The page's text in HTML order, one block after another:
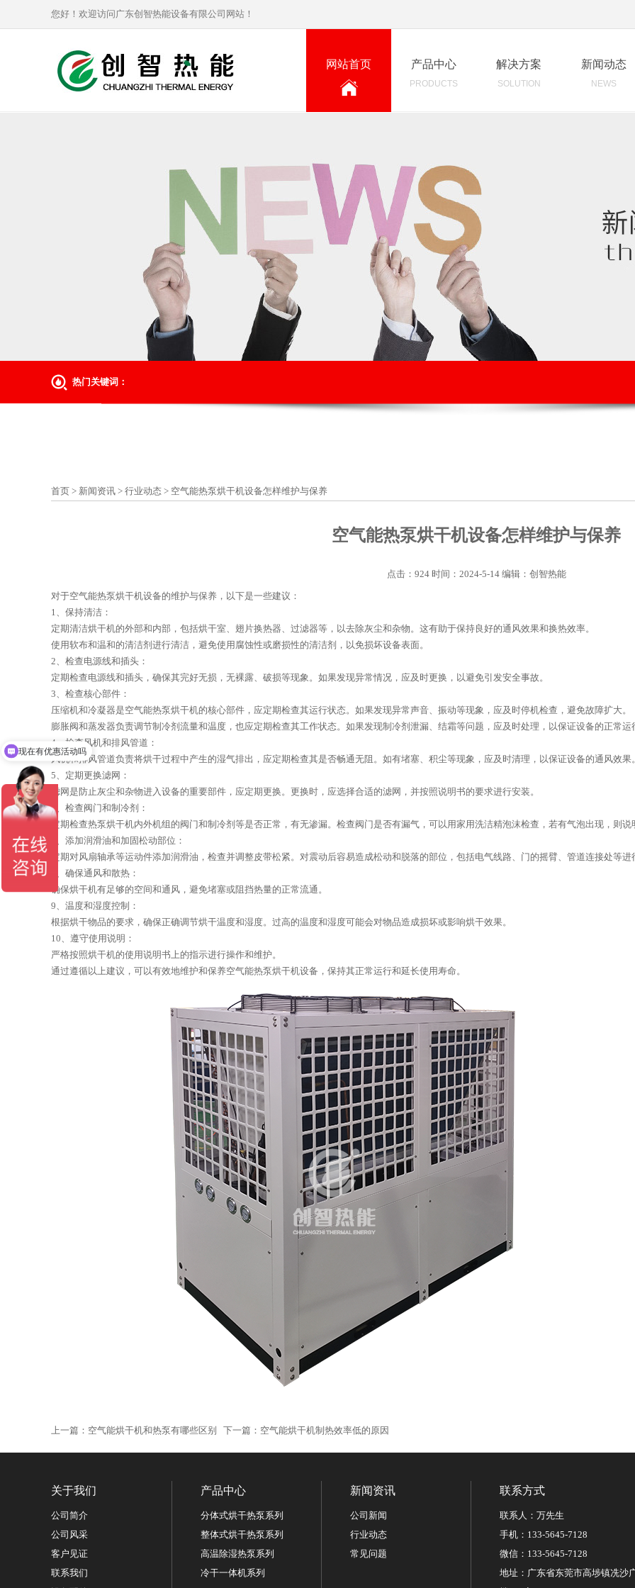
您好！欢迎访问广东创智热能设备有限公司网站！
网站首页 产品中心
PRODUCTS
解决方案
SOLUTION
新闻动态
NEWS
热门关键词：
首页 > 新闻资讯 > 行业动态 > 空气能热泵烘干机设备怎样维护与保养
空气能热泵烘干机设备怎样维护与保养
点击：924 时间：2024-5-14 编辑：创智热能
对于空气能热泵烘干机设备的维护与保养，以下是一些建议：
1、保持清洁：
定期清洁烘干机的外部和内部，包括烘干室、翅片换热器、过滤器等，以去除灰尘和杂物。这有助于保持良好的通风效果和换热效率。
使用软布和温和的清洁剂进行清洁，避免使用腐蚀性或磨损性的清洁剂，以免损坏设备表面。
2、检查电源线和插头：
定期检查电源线和插头，确保其完好无损，无裸露、破损等现象。如果发现异常情况，应及时更换，以避免引发安全事故。
3、检查核心部件：
压缩机和冷凝器是空气能热泵烘干机的核心部件，应定期检查其运行状态。如果发现异常声音、振动等现象，应及时停机检查，避免故障扩大。
膨胀阀和蒸发器负责调节制冷剂流量和温度，也应定期检查其工作状态。如果发现制冷剂泄漏、结霜等问题，应及时处理，以保证设备的正常运
4、检查风机和排风管道：
风机和排风管道负责将烘干过程中产生的湿气排出，应定期检查其是否畅通无阻。如有堵塞、积尘等现象，应及时清理，以保证设备的通风效果。
5、定期更换滤网：
滤网是防止灰尘和杂物进入设备的重要部件，应定期更换。更换时，应选择合适的滤网，并按照说明书的要求进行安装。
6、检查阀门和制冷剂：
定期检查热泵烘干机内外机组的阀门和制冷剂等是否正常，有无渗漏。检查阀门是否有漏气，可以用家用洗洁精泡沫检查，若有气泡出现，则说
7、添加润滑油和加固松动部位：
定期对风扇轴承等运动件添加润滑油，检查并调整皮带松紧。对震动后容易造成松动和脱落的部位，包括电气线路、门的摇臂、管道连接处等进
8、确保通风和散热：
确保烘干机有足够的空间和通风，避免堵塞或阻挡热量的正常流通。
9、温度和湿度控制：
根据烘干物品的要求，确保正确调节烘干温度和湿度。过高的温度和湿度可能会对物品造成损坏或影响烘干效果。
10、遵守使用说明：
严格按照烘干机的使用说明书上的指示进行操作和维护。
通过遵循以上建议，可以有效地维护和保养空气能热泵烘干机设备，保持其正常运行和延长使用寿命。
上一篇： 空气能烘干机和热泵有哪些区别 下一篇： 空气能烘干机制热效率低的原因
关于我们
公司简介
公司风采
客户见证
联系我们
产品中心
分体式烘干热泵系列
整体式烘干热泵系列
高温除湿热泵系列
冷干一体机系列
新闻资讯
公司新闻
行业动态
常见问题
联系方式
联系人：万先生
手机：133-5645-7128
微信：133-5645-7128
地址：广东省东莞市高埗镇冼沙
现在有优惠活动吗